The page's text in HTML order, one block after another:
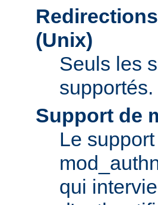
(Unix)
Seuls les
supportés.
Support de
Le
qui